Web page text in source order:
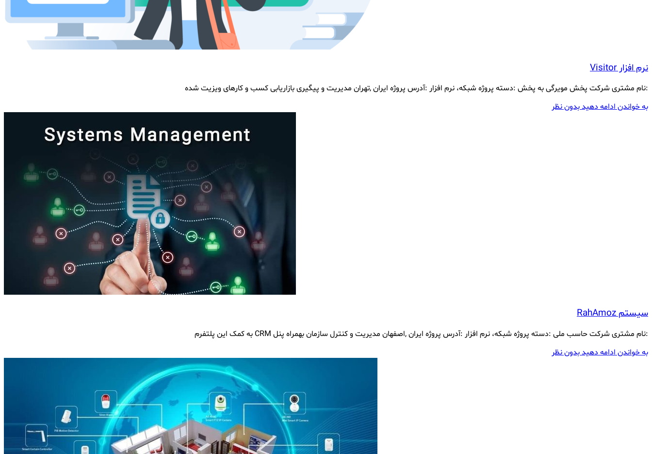
نرم افزار Visitor
:نام مشتری شرکت پخش مویرگی به پخش :دسته پروژه شبکه، نرم افزار :آدرس پروژه ایران ,تهران مدیریت و پیگیری بازاریابی کسب و کارهای ویزیت شده
به خواندن ادامه دهیدبدون نظر
سیستم RahAmoz
:نام مشتری شرکت حاسب ملی :دسته پروژه شبکه، نرم افزار :آدرس پروژه ایران ,اصفهان مدیریت و کنترل سازمان بهمراه پنل CRM به کمک این پلتفرم
به خواندن ادامه دهیدبدون نظر